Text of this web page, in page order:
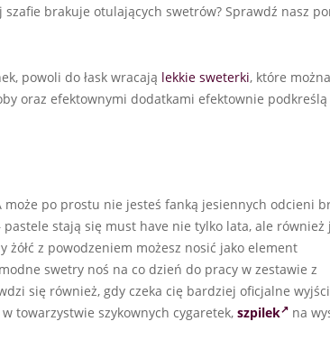
brakuje otulających swetrów? Sprawdź nasz
powoli do łask wracają lekkie sweterki, które
oraz efektownymi dodatkami efektownie
po prostu nie jesteś fanką jesiennych odcieni
stają się must have nie tylko lata, ale również
żółć z powodzeniem możesz nosić jako element
swetry noś na co dzień do pracy w zestawie z
się również, gdy czeka cię bardziej oficjalne
towarzystwie szykownych cygaretek, szpilek
na